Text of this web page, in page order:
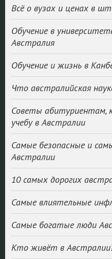
Всё о вузах и ценах в
Обучение в
Австралия
Обучение и жизнь в
Что австралийская
Советы абитуриентам,
учебу в Австралии
Самые безопасные и
Австралии
10 самых дорогих
Самые влиятельные
Самые богатые люди
Кто живёт в